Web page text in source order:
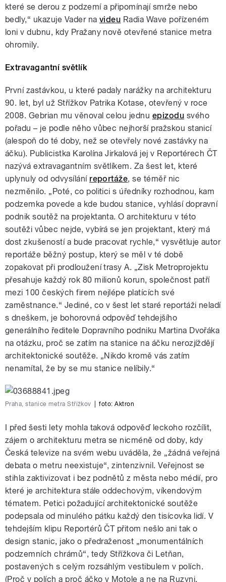
které se derou z podzemí a připomínají smrže nebo
bedly,“ ukazuje Vader na videu Radia Wave pořízeném
loni v dubnu, kdy Pražany nově otevřené stanice metra
ohromily.
Extravagantní světlík
První zastávkou, u které padaly narážky na architekturu
90. let, byl už Střížkov Patrika Kotase, otevřený v roce
2008. Gebrian mu věnoval celou jednu epizodu svého
pořadu – je podle něho vůbec nejhorší pražskou stanicí
(alespoň do té doby, než se otevřely nové zastávky na
áčku). Publicistka Karolína Jirkalová jej v Reportérech ČT
nazývá extravagantním světlíkem. Za šest let, které
uplynuly od odvysílání reportáže, se téměř nic
nezměnilo. „Poté, co politici s úředníky rozhodnou, kam
podzemka povede a kde budou stanice, vyhlásí dopravní
podnik soutěž na projektanta. O architekturu v této
soutěži vůbec nejde, vybírá se jen projektant, který má
dost zkušeností a bude pracovat rychle,“ vysvětluje autor
reportáže běžný postup, který se měl v té době
zopakovat při prodloužení trasy A. „Zisk Metroprojektu
přesahuje každý rok 80 milionů korun, společnost patří
mezi 100 českých firem nejlépe platících své
zaměstnance.“ Jediné, co v šest let staré reportáži neladí
s dneškem, je bohorovná odpověď tehdejšího
generálního ředitele Dopravního podniku Martina Dvořáka
na otázku, proč se zatím na stanice na áčku nerozjíždějí
architektonické soutěže. „Nikdo kromě vás zatím
nenamítal, že by se mu stanice nelíbily.“
Praha, stanice metra Střížkov foto: Aktron
I před šesti lety mohla taková odpověď leckoho rozčílit,
zájem o architekturu metra se nicméně od doby, kdy
Česká televize na svém webu uváděla, že „žádná veřejná
debata o metru neexistuje“, zintenzivnil. Veřejnost se
stihla zaktivizovat i bez podnětů z města nebo médií, pro
které je architektura stále oddechovým, víkendovým
tématem. Petici požadující architektonické soutěže
podepsala od minulého pátku každý den tisícovka lidí. V
tehdejším klipu Reportérů ČT přitom nešlo ani tak o
design stanic, jako o předraženost „monumentálních
podzemních chrámů“, tedy Střížkova či Letňan,
postavených s celým rozsáhlým vestibulem v polích.
(Proč v polích a proč áčko v Motole a ne na Ruzyni,